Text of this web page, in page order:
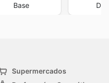
Base
Supermercados